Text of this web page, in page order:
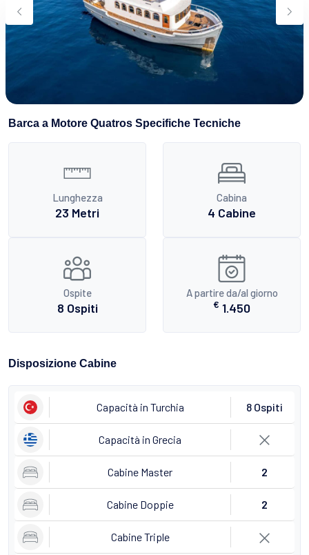
Cibo E Bevande
Come Prenotare
Contattaci
Barca a Motore Quatros Specifiche Tecniche
Lunghezza
23 Metri
Cabina
4 Cabine
Ospite
8 Ospiti
A partire da/al giorno
€ 1.450
Disposizione Cabine
Capacità in Turchia 8 Ospiti
Capacità in Grecia
Cabine Master 2
Cabine Doppie 2
Cabine Triple